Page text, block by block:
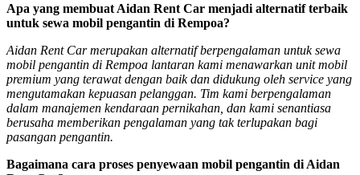
Apa yang membuat Aidan Rent Car menjadi alternatif terbaik
untuk sewa mobil pengantin di Rempoa?
Aidan Rent Car merupakan alternatif berpengalaman untuk sewa
mobil pengantin di Rempoa lantaran kami menawarkan unit mobil
premium yang terawat dengan baik dan didukung oleh service yang
mengutamakan kepuasan pelanggan. Tim kami berpengalaman
dalam manajemen kendaraan pernikahan, dan kami senantiasa
berusaha memberikan pengalaman yang tak terlupakan bagi
pasangan pengantin.
Bagaimana cara proses penyewaan mobil pengantin di Aidan